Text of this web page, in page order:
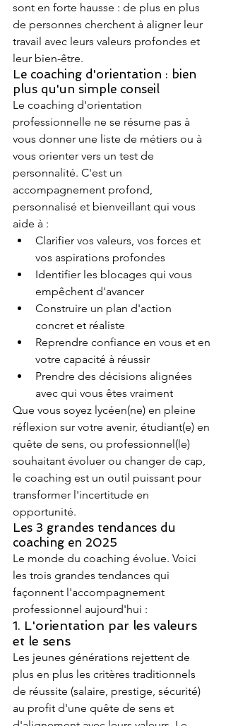
sont en forte hausse : de plus en plus
de personnes cherchent à aligner leur
travail avec leurs valeurs profondes et
leur bien-être.
Le coaching d'orientation : bien
plus qu'un simple conseil
Le coaching d'orientation
professionnelle ne se résume pas à
vous donner une liste de métiers ou à
vous orienter vers un test de
personnalité. C'est un
accompagnement profond,
personnalisé et bienveillant qui vous
aide à :
Clarifier vos valeurs, vos forces et
vos aspirations profondes
Identifier les blocages qui vous
empêchent d'avancer
Construire un plan d'action
concret et réaliste
Reprendre confiance en vous et en
votre capacité à réussir
Prendre des décisions alignées
avec qui vous êtes vraiment
Que vous soyez lycéen(ne) en pleine
réflexion sur votre avenir, étudiant(e) en
quête de sens, ou professionnel(le)
souhaitant évoluer ou changer de cap,
le coaching est un outil puissant pour
transformer l'incertitude en
opportunité.
Les 3 grandes tendances du
coaching en 2025
Le monde du coaching évolue. Voici
les trois grandes tendances qui
façonnent l'accompagnement
professionnel aujourd'hui :
1. L'orientation par les valeurs
et le sens
Les jeunes générations rejettent de
plus en plus les critères traditionnels
de réussite (salaire, prestige, sécurité)
au profit d'une quête de sens et